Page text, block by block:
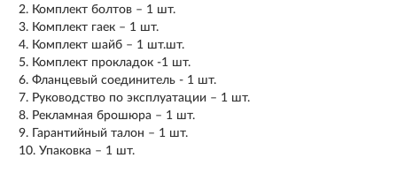
Комплект болтов – 1 шт.
Комплект гаек – 1 шт.
Комплект шайб – 1 шт.шт.
Комплект прокладок -1 шт.
Фланцевый соединитель - 1 шт.
Руководство по эксплуатации – 1 шт.
Рекламная брошюра – 1 шт.
Гарантийный талон – 1 шт.
Упаковка – 1 шт.